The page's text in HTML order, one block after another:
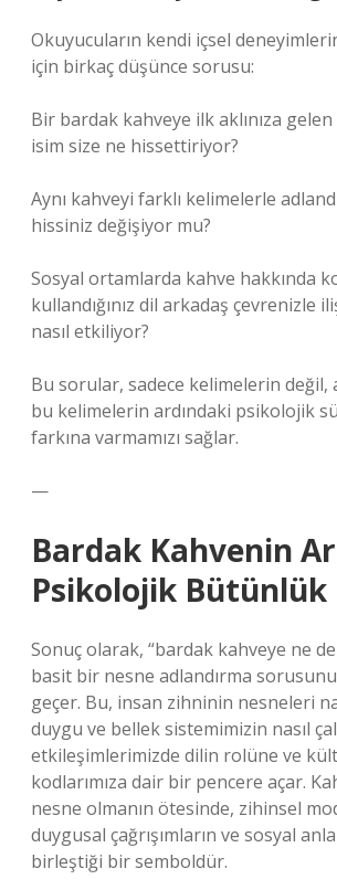
Okuyucuların kendi içsel
için birkaç düşünce sorusu:
Bir bardak kahveye ilk aklınıza
isim size ne hissettiriyor?
Aynı kahveyi farklı kelimelerle
hissiniz değişiyor mu?
Sosyal ortamlarda kahve hakkında
kullandığınız dil arkadaş çevrenizle
nasıl etkiliyor?
Bu sorular, sadece kelimelerin değil,
bu kelimelerin ardındaki psikolojik
farkına varmamızı sağlar.
—
Bardak Kahvenin
Psikolojik Bütünlük
Sonuç olarak, “bardak kahveye ne
basit bir nesne adlandırma
geçer. Bu, insan zihninin nesneleri
duygu ve bellek sistemimizin nasıl
etkileşimlerimizde dilin rolüne ve
kodlarımıza dair bir pencere açar.
nesne olmanın ötesinde, zihinsel
duygusal çağrışımların ve sosyal
birleştiği bir semboldür.